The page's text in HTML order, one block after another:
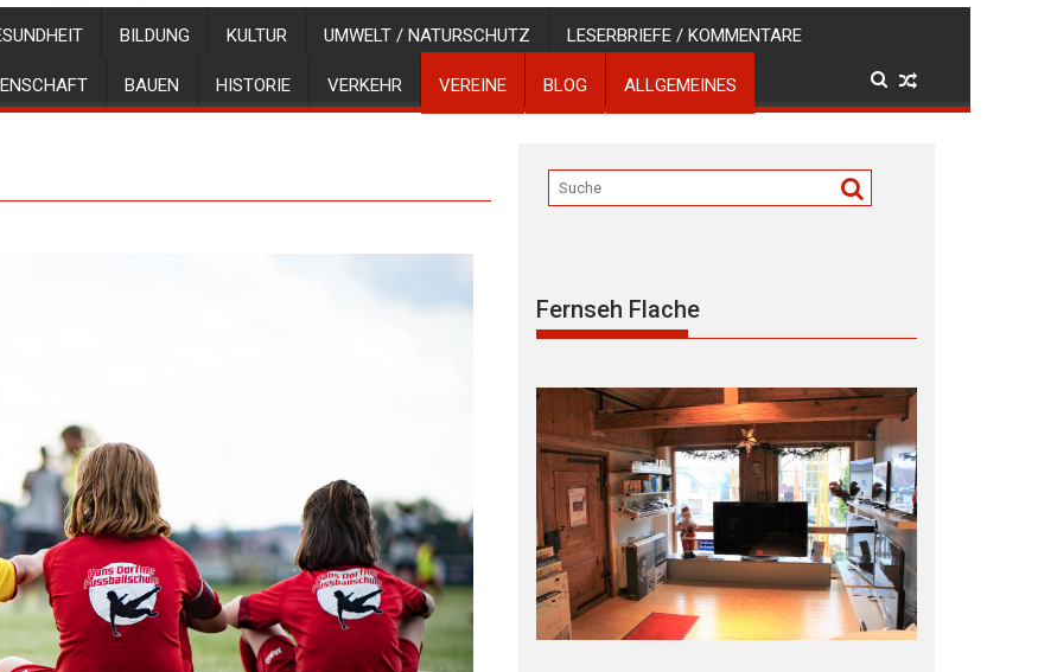
BILDUNG KULTUR UMWELT / NATURSCHUTZ LESERBRIEFE / KOMMENTARE
BAUEN HISTORIE VERKEHR VEREINE BLOG ALLGEMEINES
Fernseh Flache